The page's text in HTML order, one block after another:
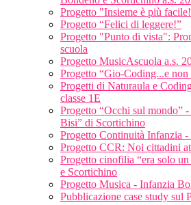
Progetto "Insieme è più
Progetto “Felici di leggere!”
Progetto "Punto di vista":
scuola
Progetto MusicAscuola a.s.
Progetto “Gio-Coding...e non
Progetti di Naturaula e
classe 1E
Progetto “Occhi sul mondo”
Bisi” di Scortichino
Progetto Continuità Infanzia
Progetto CCR: Noi cittadini
Progetto cinofilia “era solo
e Scortichino
Progetto Musica - Infanzia
Pubblicazione case study sul